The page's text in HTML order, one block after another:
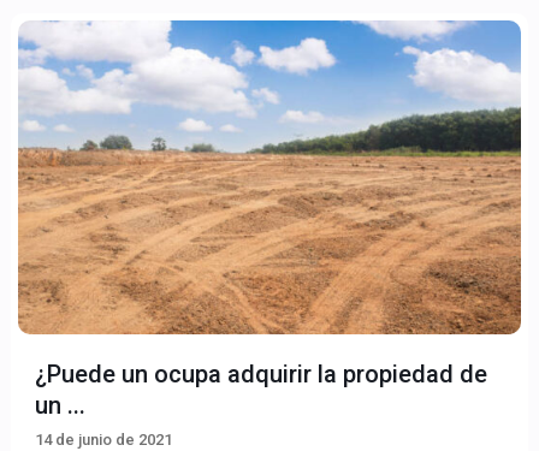
¿Puede un ocupa adquirir la propiedad de
un ...
14 de junio de 2021